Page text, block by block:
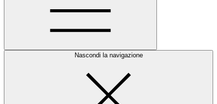
Nascondi la navigazione